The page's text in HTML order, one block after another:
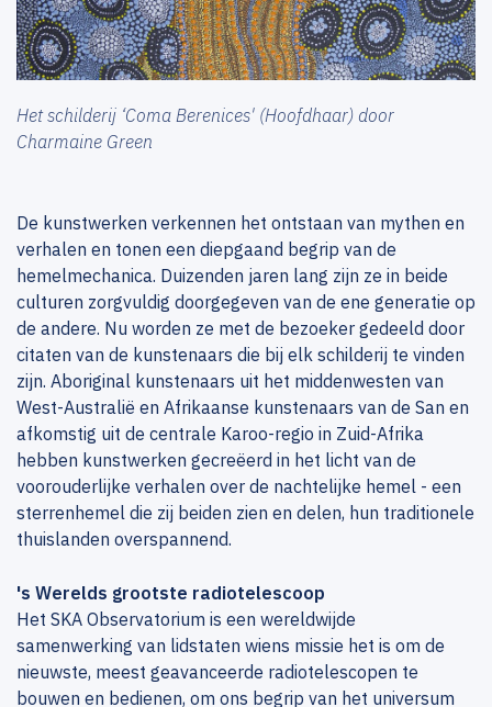
Het schilderij ‘Coma Berenices' (Hoofdhaar) door
Charmaine Green
De kunstwerken verkennen het ontstaan van mythen en
verhalen en tonen een diepgaand begrip van de
hemelmechanica. Duizenden jaren lang zijn ze in beide
culturen zorgvuldig doorgegeven van de ene generatie op
de andere. Nu worden ze met de bezoeker gedeeld door
citaten van de kunstenaars die bij elk schilderij te vinden
zijn. Aboriginal kunstenaars uit het middenwesten van
West-Australië en Afrikaanse kunstenaars van de San en
afkomstig uit de centrale Karoo-regio in Zuid-Afrika
hebben kunstwerken gecreëerd in het licht van de
voorouderlijke verhalen over de nachtelijke hemel - een
sterrenhemel die zij beiden zien en delen, hun traditionele
thuislanden overspannend.
's Werelds grootste radiotelescoop
Het SKA Observatorium is een wereldwijde
samenwerking van lidstaten wiens missie het is om de
nieuwste, meest geavanceerde radiotelescopen te
bouwen en bedienen, om ons begrip van het universum